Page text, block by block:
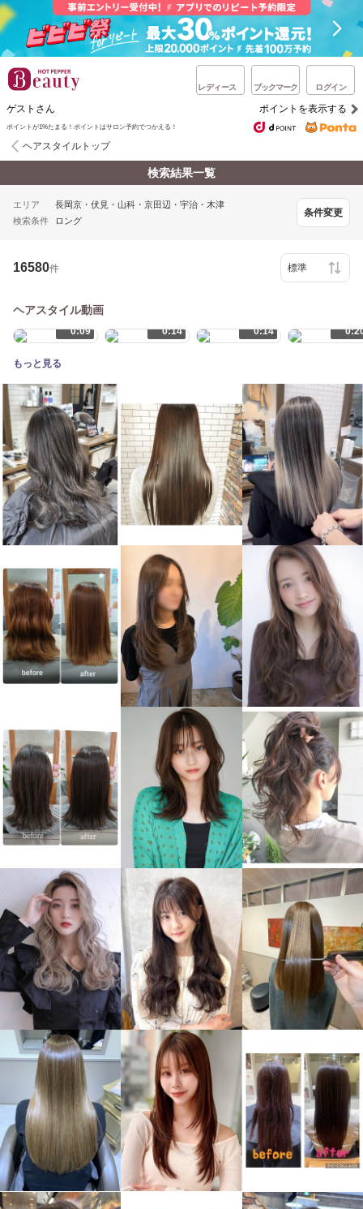
レディース ブックマーク ログイン
ゲストさん ポイントを表示する
ポイントが1%たまる！ポイントはサロン予約でつかえる！
ヘアスタイルトップ
検索結果一覧
エリア
長岡京・伏見・山科・京田辺・宇治・木津
検索条件
ロング
条件変更
16580件
ヘアスタイル動画
0:09 0:14 0:14
もっと見る